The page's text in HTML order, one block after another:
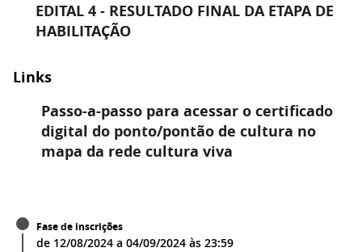
EDITAL 4 - RESULTADO FINAL DA ETAPA DE
HABILITAÇÃO
Links
Passo-a-passo para acessar o certificado
digital do ponto/pontão de cultura no
mapa da rede cultura viva
Fase de inscrições
de 12/08/2024 a04/09/2024 às23:59